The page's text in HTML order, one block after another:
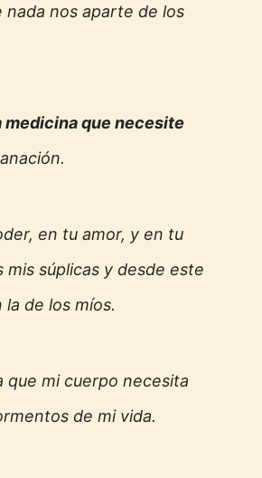
nos aparte de los
medicina que necesite
en tu amor, y en tu
súplicas y desde este
de los míos.
mi cuerpo necesita
de mi vida.